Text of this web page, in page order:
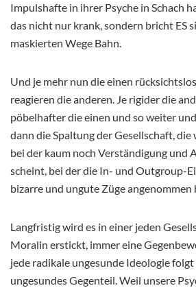
Impulshafte in ihrer Psyche in Schach
das nicht nur krank, sondern bricht ES
maskierten Wege Bahn.
Und je mehr nun die einen
reagieren die anderen. Je rigider die
pöbelhafter die einen und so weiter
dann die Spaltung der Gesellschaft,
bei der kaum noch Verständigung und
scheint, bei der die In- und Outgroup-
bizarre und ungute Züge angenommen
Langfristig wird es in einer jeden
Moralin erstickt, immer eine
jede radikale ungesunde Ideologie
ungesundes Gegenteil. Weil unsere